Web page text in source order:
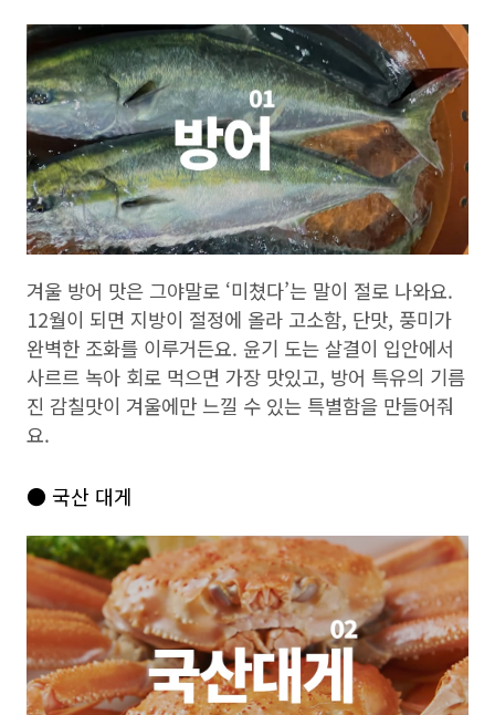
겨울 방어 맛은 그야말로 ‘미쳤다’는 말이 절로 나와요.
12월이 되면 지방이 절정에 올라 고소함, 단맛, 풍미가
완벽한 조화를 이루거든요. 윤기 도는 살결이 입안에서
사르르 녹아 회로 먹으면 가장 맛있고, 방어 특유의 기름
진 감칠맛이 겨울에만 느낄 수 있는 특별함을 만들어줘
요.
● 국산 대게